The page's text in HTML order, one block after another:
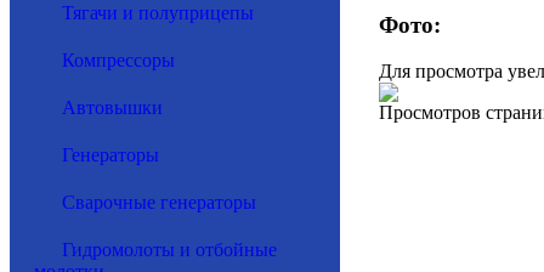
Тягачи и полуприцепы
Компрессоры
Автовышки
Генераторы
Сварочные генераторы
Гидромолоты и отбойные
Фото:
Для просмотра
Просмотров